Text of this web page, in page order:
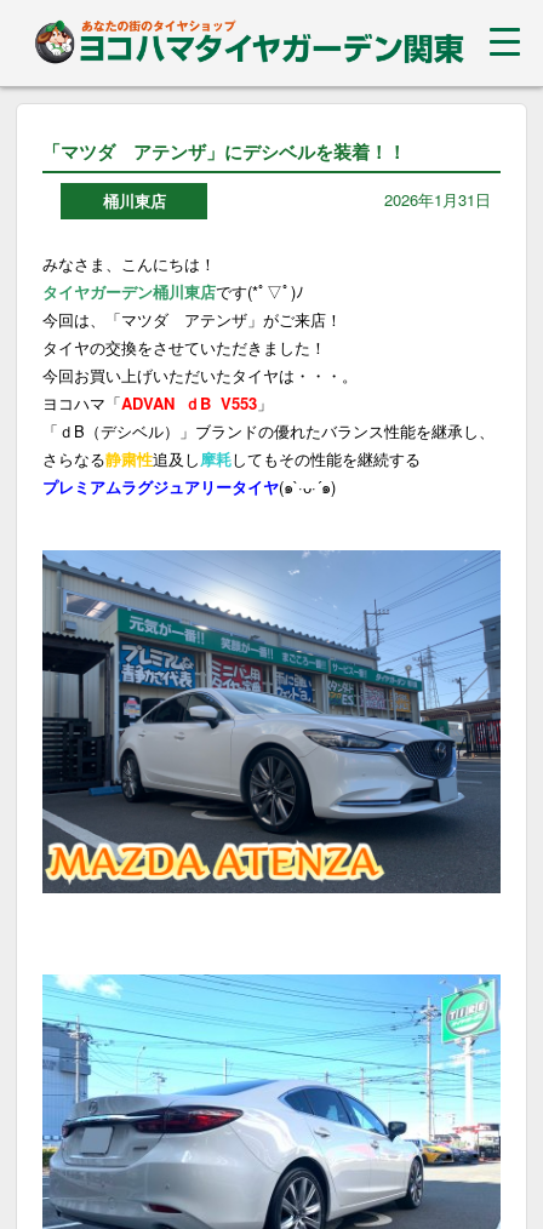
「マツダ アテンザ」にデシベルを装着！！
桶川東店 2026年1月31日
みなさま、こんにちは！
タイヤガーデン桶川東店です(*ﾟ▽ﾟ)ﾉ
今回は、
「マツダ アテンザ」がご来店！
タイヤの交換をさせていただきました！
今回お買い上げいただいたタイヤは・・・。
ヨコハマ「ADVAN ｄB V553 」
「ｄB（デシベル）」ブランドの優れたバランス性能を継承し、
さらなる静粛性追及し摩耗してもその性能を継続する
プレミアムラグジュアリータイヤ(๑`·ᴗ·´๑)